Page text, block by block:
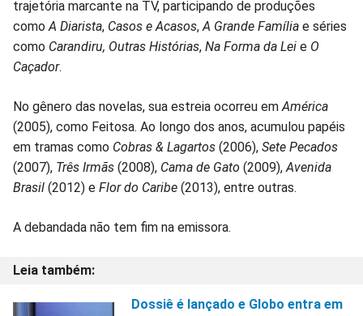
trajetória marcante na TV, participando de produções
comoA Diarista, Casos e Acasos,A Grande Família e séries
como Carandiru, Outras Histórias, Na Forma da Lei e O
Caçador.
No gênero das novelas, sua estreia ocorreu emAmérica
(2005), como Feitosa. Ao longo dos anos, acumulou papéis
em tramas como Cobras & Lagartos (2006), Sete Pecados
(2007), Três Irmãs (2008), Cama de Gato (2009),Avenida
Brasil (2012) e Flor do Caribe (2013), entre outras.
A debandada não tem fim na emissora.
Dossiê é lançado e Globo entra em